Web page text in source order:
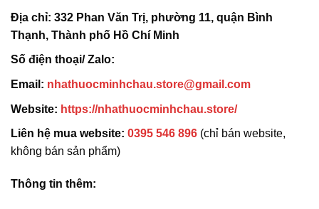
Địa chỉ: 332 Phan Văn Trị, phường 11, quận Bình
Thạnh, Thành phố Hồ Chí Minh
Số điện thoại/ Zalo:
Email: nhathuocminhchau.store@gmail.com
Website: https://nhathuocminhchau.store/
Liên hệ mua website: 0395 546 896 (chỉ bán website,
không bán sản phẩm)
Thông tin thêm: